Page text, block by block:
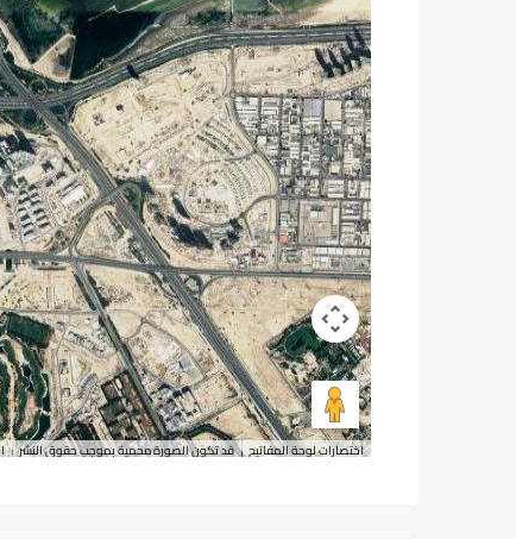
اختصارات لوحة المفاتيح قد تكون الصورة محمية بموجب حقوق النشر